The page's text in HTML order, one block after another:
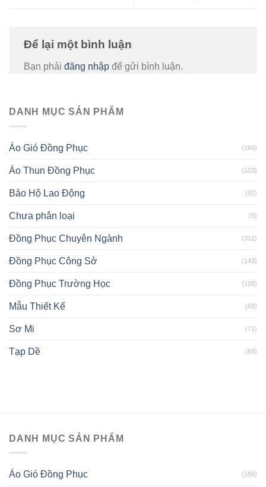
Để lại một bình luận
Bạn phải đăng nhập để gửi bình luận.
DANH MỤC SẢN PHẨM
Áo Gió Đồng Phục (166)
Áo Thun Đồng Phục (103)
Bảo Hộ Lao Động (91)
Chưa phân loại (5)
Đồng Phục Chuyên Ngành (312)
Đồng Phục Công Sở (143)
Đồng Phục Trường Học (108)
Mẫu Thiết Kế (68)
Sơ Mi (71)
Tạp Dề (64)
DANH MỤC SẢN PHẨM
Áo Gió Đồng Phục (166)